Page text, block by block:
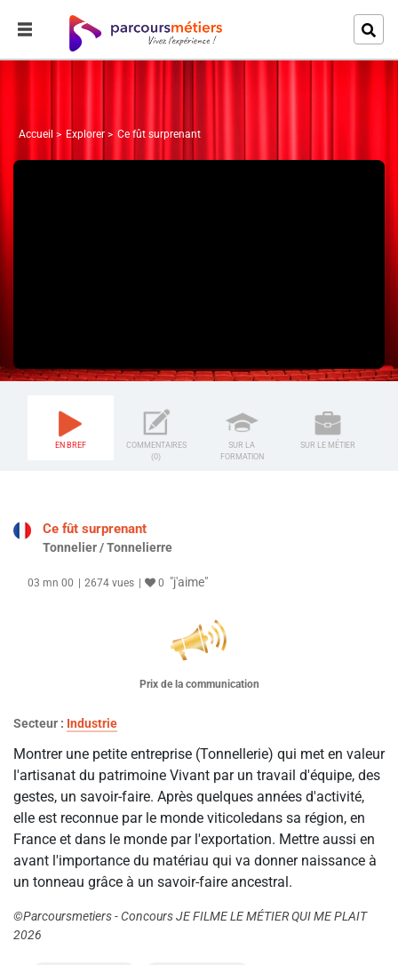
Accueil Explorer Ce fût surprenant
EN BREF
COMMENTAIRES
(0)
SUR LA
FORMATION
SUR LE MÉTIER
Ce fût surprenant
Tonnelier / Tonnelierre
03 mn 00 2674 vues 0 "j'aime"
Prix de la communication
Secteur : Industrie
Montrer une petite entreprise (Tonnellerie) qui met en valeur
l'artisanat du patrimoine Vivant par un travail d'équipe, des
gestes, un savoir-faire. Après quelques années d'activité,
elle est reconnue par le monde viticoledans sa région, en
France et dans le monde par l'exportation. Mettre aussi en
avant l'importance du matériau qui va donner naissance à
un tonneau grâce à un savoir-faire ancestral.
©Parcoursmetiers - Concours JE FILME LE MÉTIER QUI ME PLAIT
2026